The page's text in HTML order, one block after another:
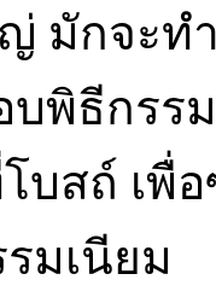
มักจะ
บพิธีกร
บสถ์ เพื่
มเนียม